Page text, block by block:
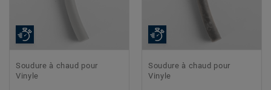
Soudure à chaud pour
Vinyle
Soudure à chaud pour
Vinyle